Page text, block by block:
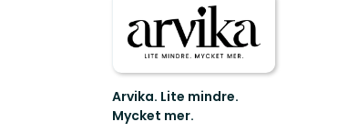
Arvika. Lite mindre.
Mycket mer.